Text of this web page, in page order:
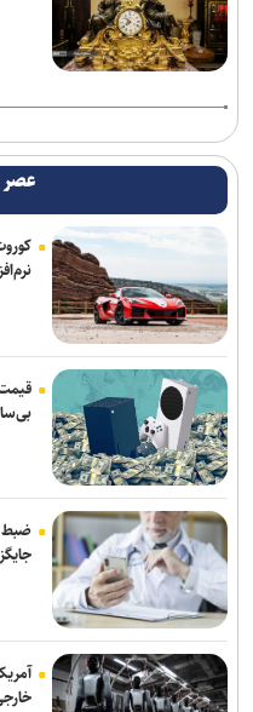
بی‌سابقه
ضبط